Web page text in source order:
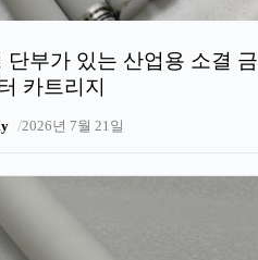
단부가 있는 산업용 소결 금
카트리지
/2026년 7월 21일